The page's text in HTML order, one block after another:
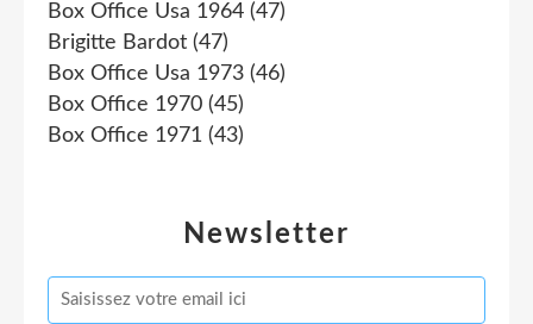
Newsletter
Box Office Usa 1964 (47)
Brigitte Bardot (47)
Box Office Usa 1973 (46)
Box Office 1970 (45)
Box Office 1971 (43)